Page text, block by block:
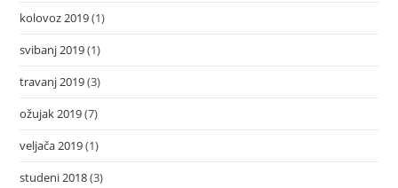
kolovoz 2019(1)
svibanj 2019(1)
travanj 2019(3)
ožujak 2019(7)
veljača 2019(1)
studeni 2018(3)